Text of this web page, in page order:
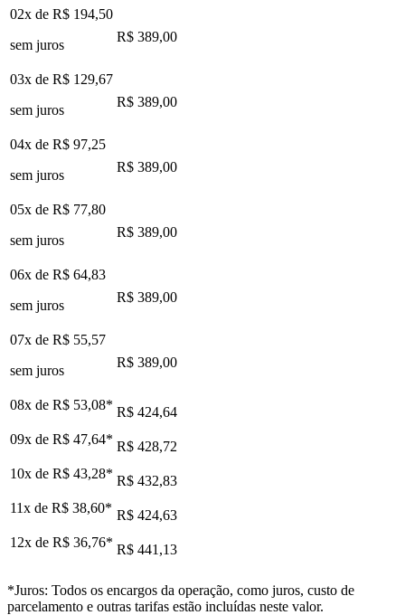
02x de R$ 194,50
sem juros
R$ 389,00
03x de R$ 129,67
sem juros
R$ 389,00
04x de R$ 97,25
sem juros
R$ 389,00
05x de R$ 77,80
sem juros
R$ 389,00
06x de R$ 64,83
sem juros
R$ 389,00
07x de R$ 55,57
sem juros
R$ 389,00
08x de R$ 53,08* R$ 424,64
09x de R$ 47,64* R$ 428,72
10x de R$ 43,28* R$ 432,83
11x de R$ 38,60* R$ 424,63
12x de R$ 36,76* R$ 441,13
*Juros: Todos os encargos da operação, como juros, custo de
parcelamento e outras tarifas estão incluídas neste valor.